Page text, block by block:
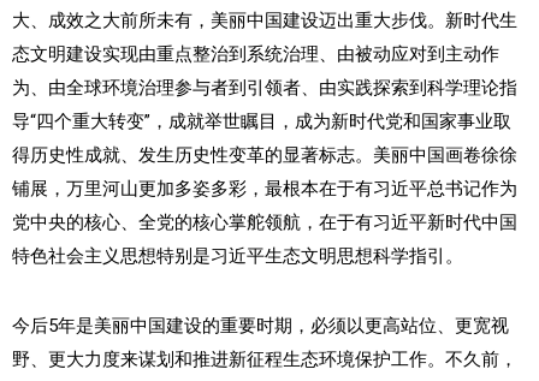
大、成效之大前所未有，美丽中国建设迈出重大步伐。新时代生
态文明建设实现由重点整治到系统治理、由被动应对到主动作
为、由全球环境治理参与者到引领者、由实践探索到科学理论指
导“四个重大转变”，成就举世瞩目，成为新时代党和国家事业取
得历史性成就、发生历史性变革的显著标志。美丽中国画卷徐徐
铺展，万里河山更加多姿多彩，最根本在于有习近平总书记作为
党中央的核心、全党的核心掌舵领航，在于有习近平新时代中国
特色社会主义思想特别是习近平生态文明思想科学指引。
今后5年是美丽中国建设的重要时期，必须以更高站位、更宽视
野、更大力度来谋划和推进新征程生态环境保护工作。不久前，